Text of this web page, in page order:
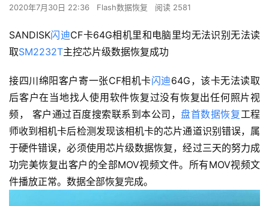
2020年7月30日 22:36 Flash数据恢复 阅读 2581
SANDISK闪迪CF卡64G相机里和电脑里均无法识别无法读
取SM2232T主控芯片级数据恢复成功
接四川绵阳客户寄一张CF相机卡闪迪64G，该卡无法读取
后客户在当地找人使用软件恢复过没有恢复出任何照片视
频， 客户通过百度搜索联系到本公司，盘首数据恢复工程
师收到相机卡后检测发现该相机卡的芯片通道识别错误，属
于硬件错误，必须使用芯片级数据恢复，经过三天的努力成
功完美恢复出客户的全部MOV视频文件。所有MOV视频文
件播放正常。数据全部恢复完成。